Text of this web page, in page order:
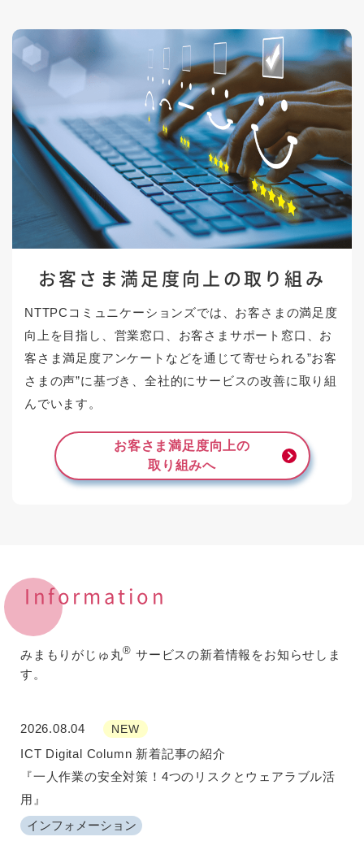
お客さま満足度向上の取り組み
NTTPCコミュニケーションズでは、お客さまの満足度
向上を目指し、営業窓口、お客さまサポート窓口、お
客さま満足度アンケートなどを通じて寄せられる”お客
さまの声”に基づき、全社的にサービスの改善に取り組
んでいます。
お客さま満足度向上の
取り組みへ
Information
みまもりがじゅ丸® サービスの新着情報をお知らせしま
す。
2026.08.04 NEW
インフォメーション
ICT Digital Column 新着記事の紹介
『一人作業の安全対策！4つのリスクとウェアラブル活
用』